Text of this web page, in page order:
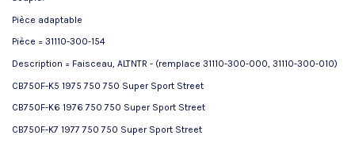
Pièce adaptable
Pièce = 31110-300-154
Description = Faisceau, ALTNTR - (remplace 31110-300-000, 31110-300-010)
CB750F-K5 1975 750 750 Super Sport Street
CB750F-K6 1976 750 750 Super Sport Street
CB750F-K7 1977 750 750 Super Sport Street